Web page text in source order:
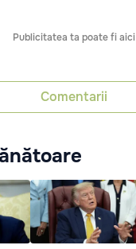
Publicitatea ta poate fi aici
Comentarii